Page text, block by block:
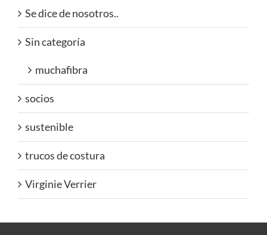
Se dice de nosotros..
Sin categoría
muchafibra
socios
sustenible
trucos de costura
Virginie Verrier